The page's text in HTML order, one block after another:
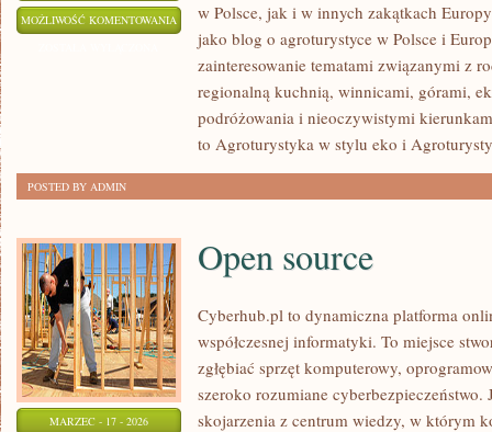
MOŻLIWOŚĆ KOMENTOWANIA AGROTURYSTYKA
KOŃMI
w Polsce, jak i w innych zakątkach
jako blog o agroturystyce w Polsce i
zainteresowanie tematami związanymi z
regionalną kuchnią, winnicami, górami,
podróżowania i nieoczywistymi
to Agroturystyka w stylu eko i
POSTED BY ADMIN
MARZEC - 17 - 2026
Open source
Cyberhub.pl to dynamiczna platforma
współczesnej informatyki. To miejsce
zgłębiać sprzęt komputerowy,
szeroko rozumiane cyberbezpieczeństwo.
skojarzenia z centrum wiedzy, w którym